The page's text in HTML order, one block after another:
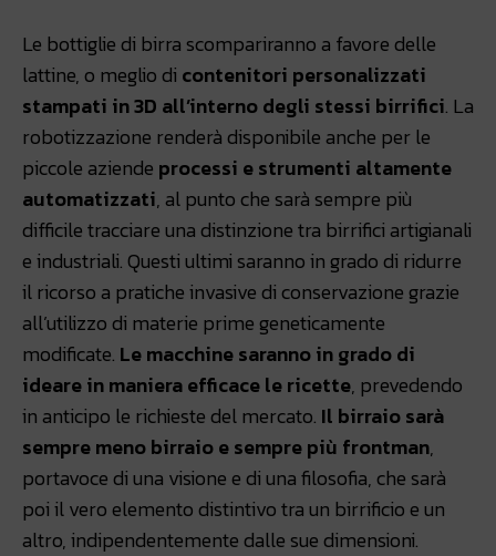
Le bottiglie di birra scompariranno a favore delle
lattine, o meglio di contenitori personalizzati
stampati in 3D all’interno degli stessi birrifici. La
robotizzazione renderà disponibile anche per le
piccole aziende processi e strumenti altamente
automatizzati, al punto che sarà sempre più
difficile tracciare una distinzione tra birrifici artigianali
e industriali. Questi ultimi saranno in grado di ridurre
il ricorso a pratiche invasive di conservazione grazie
all’utilizzo di materie prime geneticamente
modificate. Le macchine saranno in grado di
ideare in maniera efficace le ricette, prevedendo
in anticipo le richieste del mercato. Il birraio sarà
sempre meno birraio e sempre più frontman,
portavoce di una visione e di una filosofia, che sarà
poi il vero elemento distintivo tra un birrificio e un
altro, indipendentemente dalle sue dimensioni.